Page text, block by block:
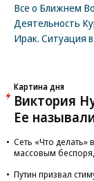
Все о Ближнем
Деятельность
Ирак. Ситуация
Картина дня
Виктория
Ее
Сеть «Что делать»
массовым
Путин призвал